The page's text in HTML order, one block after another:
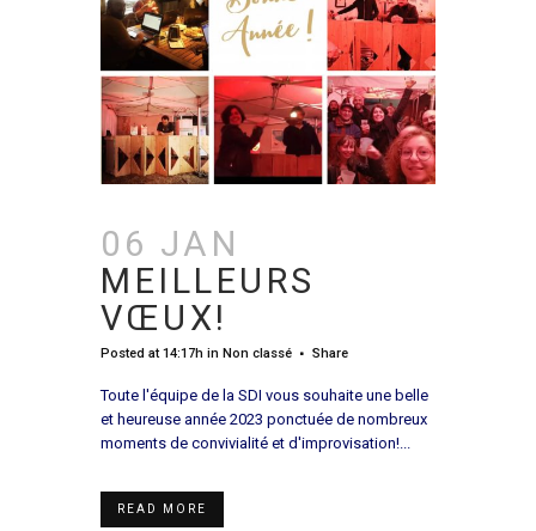
06 JAN
MEILLEURS
VŒUX!
Posted at 14:17h in Non classé Share
Toute l'équipe de la SDI vous souhaite une belle
et heureuse année 2023 ponctuée de nombreux
moments de convivialité et d'improvisation!...
READ MORE